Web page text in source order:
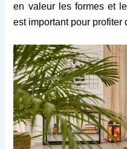
en valeur les formes et
est important pour profiter